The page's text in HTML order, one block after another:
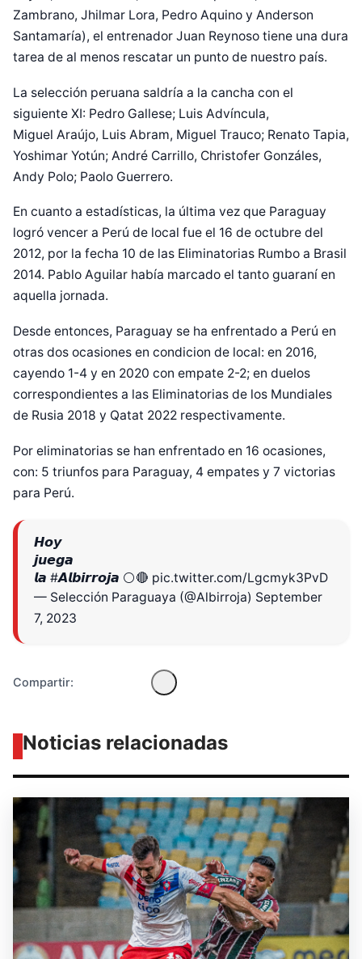
Zambrano, Jhilmar Lora, Pedro Aquino y Anderson
Santamaría), el entrenador Juan Reynoso tiene una dura
tarea de al menos rescatar un punto de nuestro país.
La selección peruana saldría a la cancha con el
siguiente XI: Pedro Gallese; Luis Advíncula,
Miguel Araújo, Luis Abram, Miguel Trauco; Renato Tapia,
Yoshimar Yotún; André Carrillo, Christofer Gonzáles,
Andy Polo; Paolo Guerrero.
En cuanto a estadísticas, la última vez que Paraguay
logró vencer a Perú de local fue el 16 de octubre del
2012, por la fecha 10 de las Eliminatorias Rumbo a Brasil
2014. Pablo Aguilar había marcado el tanto guaraní en
aquella jornada.
Desde entonces, Paraguay se ha enfrentado a Perú en
otras dos ocasiones en condicion de local: en 2016,
cayendo 1-4 y en 2020 con empate 2-2; en duelos
correspondientes a las Eliminatorias de los Mundiales
de Rusia 2018 y Qatat 2022 respectivamente.
Por eliminatorias se han enfrentado en 16 ocasiones,
con: 5 triunfos para Paraguay, 4 empates y 7 victorias
para Perú.
𝙃𝙤𝙮
𝙟𝙪𝙚𝙜𝙖
𝙡𝙖 #𝘼𝙡𝙗𝙞𝙧𝙧𝙤𝙟𝙖 ⚪🔴 pic.twitter.com/Lgcmyk3PvD
— Selección Paraguaya (@Albirroja) September
7, 2023
Compartir:
Noticias relacionadas